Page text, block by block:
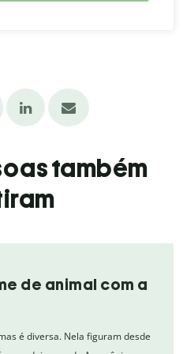
também
de animal com a
é diversa. Nela figuram desde